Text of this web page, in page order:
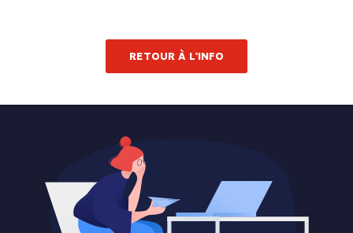
RETOUR À L'INFO